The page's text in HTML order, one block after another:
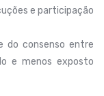
e participação
do consenso entre
e menos exposto